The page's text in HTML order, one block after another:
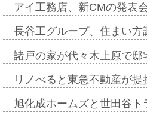
アイ工務店、新CMの発表
長谷工グループ、住まい
諸戸の家が代々木上原で
リノべると東急不動産が
旭化成ホームズと世田谷